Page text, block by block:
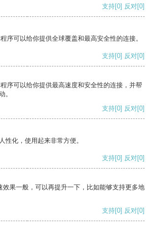
支持[0] 反对[0]
序可以给你提供全球覆盖和最高安全性的连接。
支持[0] 反对[0]
序可以给你提供最高速度和安全性的连接，并帮
。
支持[0] 反对[0]
性化，使用起来非常方便。
支持[0] 反对[0]
效果一般，可以再提升一下，比如能够支持更多地
支持[0] 反对[0]